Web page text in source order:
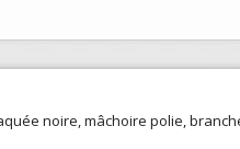
noire, mâchoire polie,